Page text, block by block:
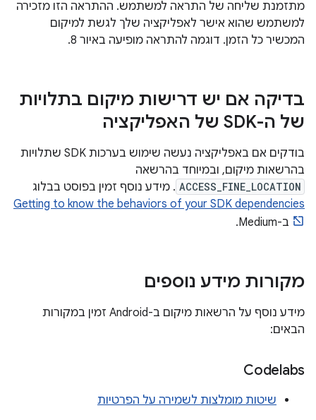
מתזמנת שליחה של התראה למשתמש. ההתראה הזו מזכירה
למשתמש שהוא אישר לאפליקציה שלך לגשת למיקום
המכשיר כל הזמן. דוגמה להתראה מופיעה באיור 8.
בדיקה אם יש דרישות מיקום בתלויות
של ה-SDK של האפליקציה
בודקים אם באפליקציה נעשה שימוש בערכות SDK שתלויות
בהרשאות מיקום, ובמיוחד בהרשאה
ACCESS_FINE_LOCATION . מידע נוסף זמין בפוסט בבלוג
Getting to know the behaviors of your SDK dependencies
ב-Medium.
מקורות מידע נוספים
מידע נוסף על הרשאות מיקום ב-Android זמין במקורות
הבאים:
Codelabs
שיטות מומלצות לשמירה על הפרטיות